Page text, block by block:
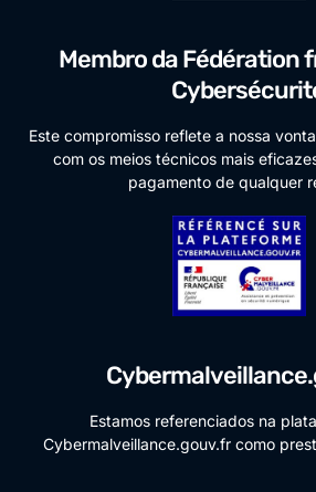
Membro da Fédération
Este compromisso reflete a nossa
com os meios técnicos mais
pagamento de qualquer
Estamos referenciados na
Cybermalveillance.gouv.fr como